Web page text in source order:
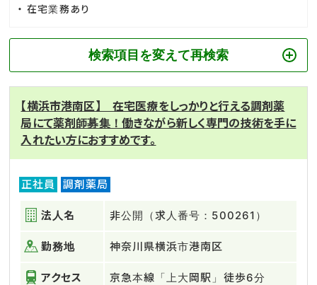
在宅業務あり
検索項目を変えて再検索
【横浜市港南区】 在宅医療をしっかりと行える調剤薬
局にて薬剤師募集！働きながら新しく専門の技術を手に
入れたい方におすすめです。
正社員 調剤薬局
法人名 非公開（求人番号：500261）
勤務地 神奈川県横浜市港南区
アクセス 京急本線「上大岡駅」徒歩6分